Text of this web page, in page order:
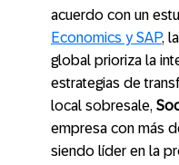
acuerdo con un
Economics y SAP,
global prioriza la
estrategias de
local sobresale,
empresa con más
siendo líder en la